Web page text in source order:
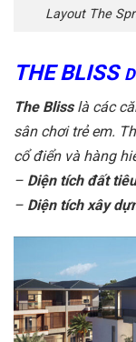
Layout The
THE BLISS
The Blisslà các
sân chơi trẻ em.
cổ điển và hàng
– Diện tích đất
– Diện tích xây